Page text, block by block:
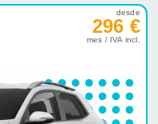
desde
296 €
mes / IVA incl.